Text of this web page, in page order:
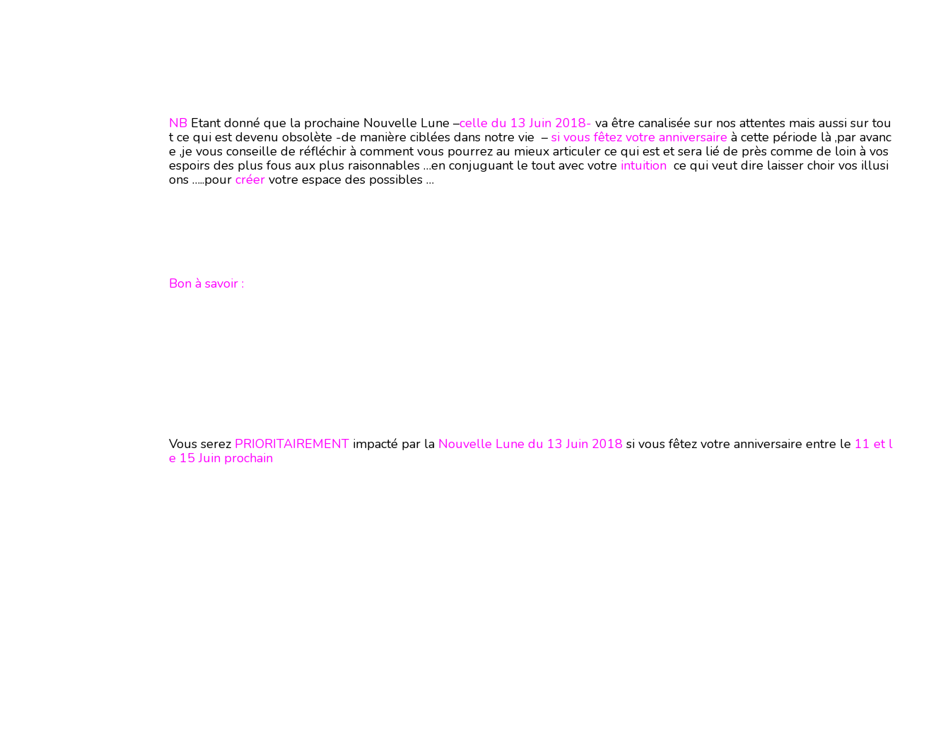
NB Etant donné que la prochaine Nouvelle Lune –celle du 13 Juin 2018- va être canalisée sur nos attentes mais aussi sur tou
t ce qui est devenu obsolète -de manière ciblées dans notre vie – si vous fêtez votre anniversaire à cette période là ,par avanc
e ,je vous conseille de réfléchir à comment vous pourrez au mieux articuler ce qui est et sera lié de près comme de loin à vos
espoirs des plus fous aux plus raisonnables …en conjuguant le tout avec votre intuition ce qui veut dire laisser choir vos illusi
ons …..pour créer votre espace des possibles …
Bon à savoir :
Vous serez PRIORITAIREMENT impacté par la Nouvelle Lune du 13 Juin 2018 si vous fêtez votre anniversaire entre le 11 et l
e 15 Juin prochain